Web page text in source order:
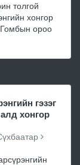
толгой
хонгор
Гомбын ороо
гэзэг
хонгор
Сүхбаатар